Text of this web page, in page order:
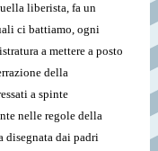
liberista, fa un
ci battiamo, ogni
a mettere a posto
della
a spinte
nelle regole della
disegnata dai padri